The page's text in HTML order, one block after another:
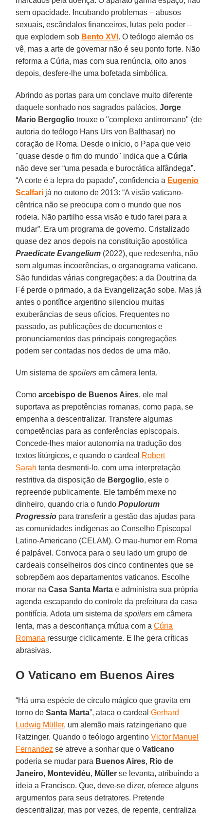
sem opacidade. Incubando problemas – abusos
sexuais, escândalos financeiros, lutas pelo poder –
que explodem sob Bento XVI . O teólogo alemão os
vê, mas a arte de governar não é seu ponto forte. Não
reforma a Cúria, mas com sua renúncia, oito anos
depois, desfere-lhe uma bofetada simbólica.
Abrindo as portas para um conclave muito diferente
daquele sonhado nos sagrados palácios, Jorge
Mario Bergoglio trouxe o "complexo antirromano" (de
autoria do teólogo Hans Urs von Balthasar) no
coração de Roma. Desde o início, o Papa que veio
"quase desde o fim do mundo" indica que aCúria
não deve ser “uma pesada e burocrática alfândega”.
“A corte é a lepra do papado”, confidencia a Eugenio
Scalfari já no outono de 2013: “A visão vaticano-
cêntrica não se preocupa com o mundo que nos
rodeia. Não partilho essa visão e tudo farei para a
mudar”. Era um programa de governo. Cristalizado
quase dez anos depois na constituição apostólica
Praedicate Evangelium (2022), que redesenha, não
sem algumas incoerências, o organograma vaticano.
São fundidas várias congregações: a da Doutrina da
Fé perde o primado, a da Evangelização sobe. Mas já
antes o pontífice argentino silenciou muitas
exuberâncias de seus ofícios. Frequentes no
passado, as publicações de documentos e
pronunciamentos das principais congregações
podem ser contadas nos dedos de uma mão.
Um sistema despoilers em câmera lenta.
Comoarcebispo de Buenos Aires, ele mal
suportava as prepotências romanas, como papa, se
empenha a descentralizar. Transfere algumas
competências para as conferências episcopais.
Concede-lhes maior autonomia na tradução dos
textos litúrgicos, e quando o cardeal Robert
Sarah tenta desmenti-lo, com uma interpretação
restritiva da disposição de Bergoglio, este o
repreende publicamente. Ele também mexe no
dinheiro, quando cria o fundoPopulorum
Progressio para transferir a gestão das ajudas para
as comunidades indígenas ao Conselho Episcopal
Latino-Americano (CELAM). O mau-humor em Roma
é palpável. Convoca para o seu lado um grupo de
cardeais conselheiros dos cinco continentes que se
sobrepõem aos departamentos vaticanos. Escolhe
morar naCasa Santa Marta e administra sua própria
agenda escapando do controle da prefeitura da casa
pontifícia. Adota um sistema despoilers em câmera
lenta, mas a desconfiança mútua com a Cúria
Romana ressurge ciclicamente. E lhe gera críticas
abrasivas.
O Vaticano em Buenos Aires
“Há uma espécie de círculo mágico que gravita em
torno de Santa Marta”, ataca o cardealGerhard
Ludwig Müller, um alemão mais ratzingeriano que
Ratzinger. Quando o teólogo argentinoVictor Manuel
Fernandez se atreve a sonhar que oVaticano
poderia se mudar para Buenos Aires, Rio de
Janeiro, Montevidéu, Müller se levanta, atribuindo a
ideia a Francisco. Que, deve-se dizer, oferece alguns
argumentos para seus detratores. Pretende
descentralizar, mas por vezes, de repente, centraliza